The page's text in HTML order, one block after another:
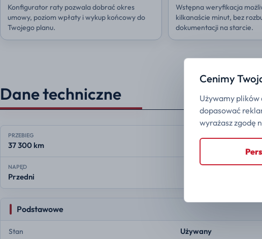
Konfigurator raty pozwala dobrać okres
umowy, poziom wpłaty i wykup końcowy do
Twojego planu.
Wstępna weryfikacja
kilkanaście minut, bez
dokumentacji na starcie.
Dane techniczne
PRZEBIEG
37 300 km
NAPĘD
Przedni
MOC
Podstawowe
Stan Używany
Cenimy
Używamy plików
dopasować
wyrażasz zgodę